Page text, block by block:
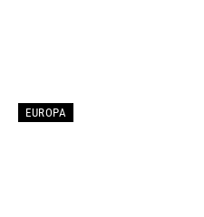
EUROPA